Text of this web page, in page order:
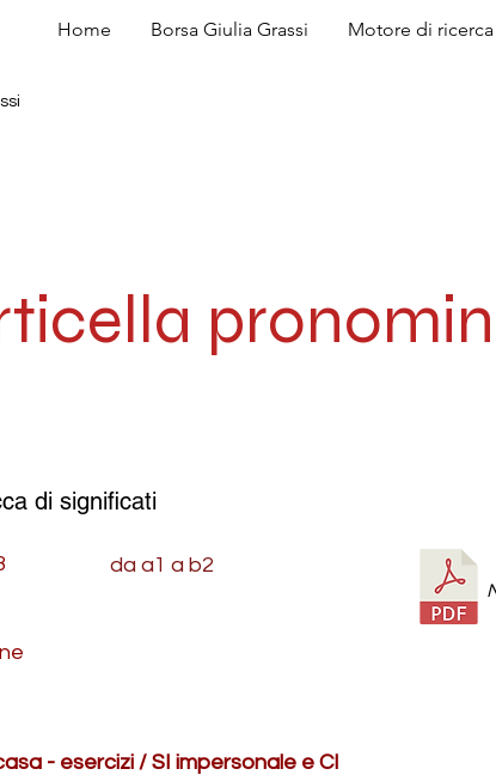
Home Borsa Giulia Grassi Motore di ricerca
di significati
da a1 a b2
- esercizi / SI impersonale e CI